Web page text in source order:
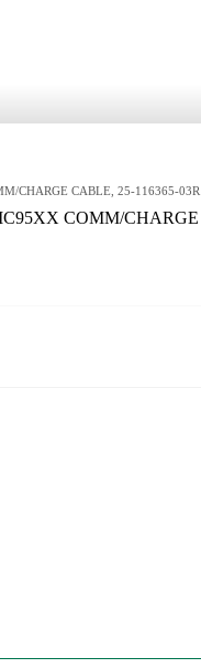
CHARGE CABLE, 25-116365-03R
COMM/CHARGE